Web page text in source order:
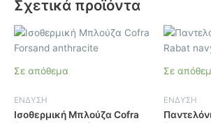
Σχετικά προϊόντα
Σε απόθεμα
ΕΝΔΥΣΗ
Ισοθερμική Μπλούζα Cofra
Αυτό
το
έχει
παραλλαγές.
Σε
ΕΝΔΥΣΗ